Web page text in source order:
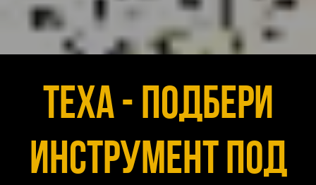
Texa - подбери
инструмент под